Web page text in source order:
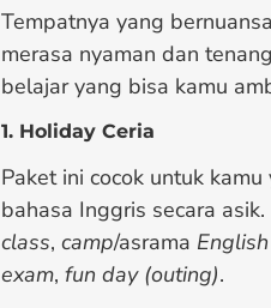
Tempatnya yang
merasa nyaman dan
belajar yang bisa kamu
1. Holiday Ceria
Paket ini cocok untuk
bahasa Inggris secara
class, camp/asrama
exam, fun day (outing).